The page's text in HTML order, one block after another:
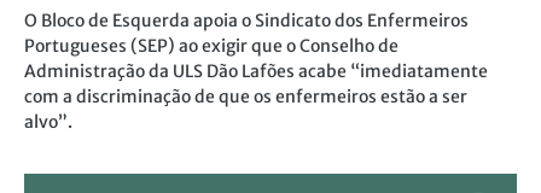
O Bloco de Esquerda apoia o Sindicato dos Enfermeiros
Portugueses (SEP) ao exigir que o Conselho de
Administração da ULS Dão Lafões acabe “imediatamente
com a discriminação de que os enfermeiros estão a ser
alvo”.